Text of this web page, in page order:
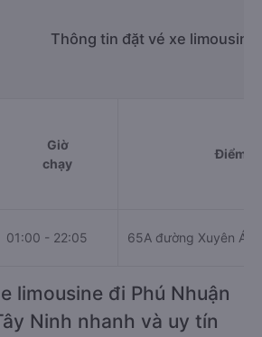
Thông tin đặt vé xe limousine
Giờ
chạy
Điểm đi
01:00 - 22:05 65A đường Xuyên Á
limousine đi Phú Nhuận
Ninh nhanh và uy tín